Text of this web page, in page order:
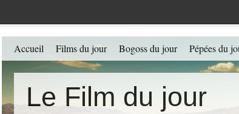
Le Film du jour
Accueil Films du jour Bogoss du jour Pépées du